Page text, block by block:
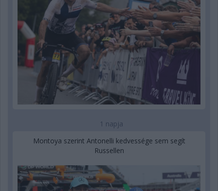
1 napja
Montoya szerint Antonelli kedvessége sem segít
Russellen